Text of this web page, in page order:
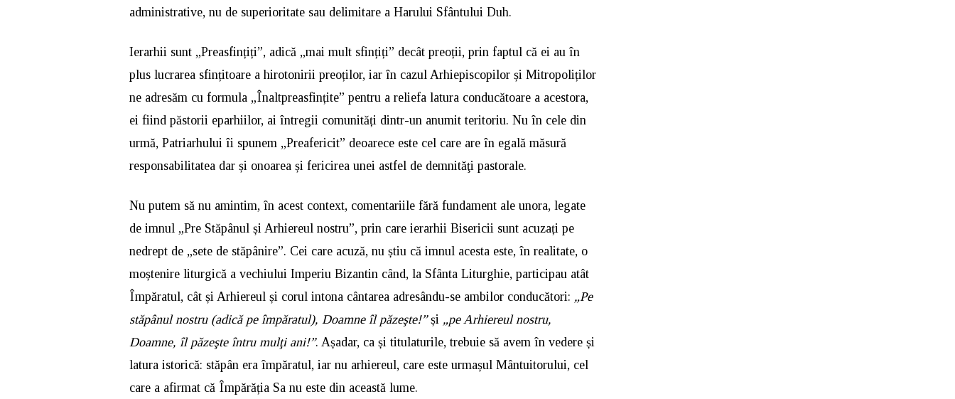
administrative, nu de superioritate sau delimitare a Harului Sfântului Duh.
Ierarhii sunt „Preasfințiți”, adică „mai mult sfințiți” decât preoții, prin faptul că ei au în
plus lucrarea sfințitoare a hirotonirii preoților, iar în cazul Arhiepiscopilor și Mitropoliților
ne adresăm cu formula „Înaltpreasfințite” pentru a reliefa latura conducătoare a acestora,
ei fiind păstorii eparhiilor, ai întregii comunități dintr-un anumit teritoriu. Nu în cele din
urmă, Patriarhului îi spunem „Preafericit” deoarece este cel care are în egală măsură
responsabilitatea dar și onoarea și fericirea unei astfel de demnităţi pastorale.
Nu putem să nu amintim, în acest context, comentariile fără fundament ale unora, legate
de imnul „Pre Stăpânul și Arhiereul nostru”, prin care ierarhii Bisericii sunt acuzați pe
nedrept de „sete de stăpânire”. Cei care acuză, nu știu că imnul acesta este, în realitate, o
moștenire liturgică a vechiului Imperiu Bizantin când, la Sfânta Liturghie, participau atât
Împăratul, cât și Arhiereul și corul intona cântarea adresându-se ambilor conducători: „Pe
stăpânul nostru (adică pe împăratul), Doamne îl păzeşte!”și „pe Arhiereul nostru,
Doamne, îl păzeşte întru mulţi ani!”. Așadar, ca și titulaturile, trebuie să avem în vedere și
latura istorică: stăpân era împăratul, iar nu arhiereul, care este urmașul Mântuitorului, cel
care a afirmat că Împărăția Sa nu este din această lume.